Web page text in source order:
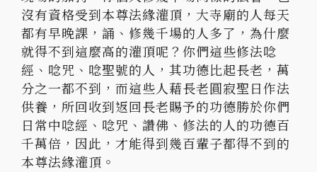
沒有資格受到本尊法緣灌頂，大寺廟的人每天
都有早晚課，誦、修幾千場的人多了，為什麼
就得不到這麼高的灌頂呢？你們這些修法唸
經、唸咒、唸聖號的人，其功德比起長老，萬
分之一都不到，而這些人藉長老圓寂聖日作法
供養，所回收到返回長老賜予的功德勝於你們
日常中唸經、唸咒、讚佛、修法的人的功德百
千萬倍，因此，才能得到幾百輩子都得不到的
本尊法緣灌頂。